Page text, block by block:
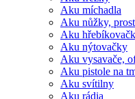
Aku míchadla
Aku nůžky,
Aku
Aku nýtovačky
Aku vysavače,
Aku pistole na
Aku svítilny
Aku rádia